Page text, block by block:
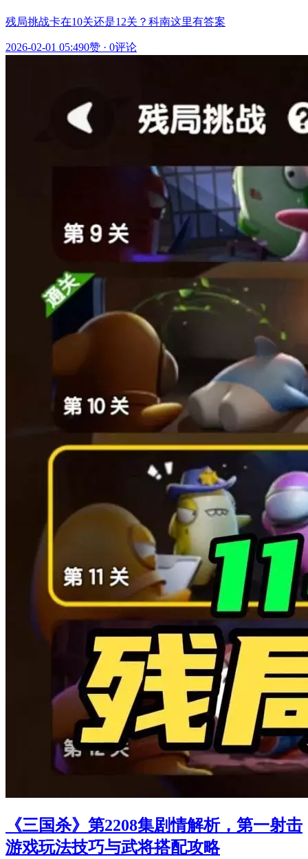
残局挑战卡在10关还是12关？科南这里有答案
2026-02-01 05:490赞 · 0评论
《三国杀》第2208集剧情解析，第一射击
游戏玩法技巧与武将搭配攻略